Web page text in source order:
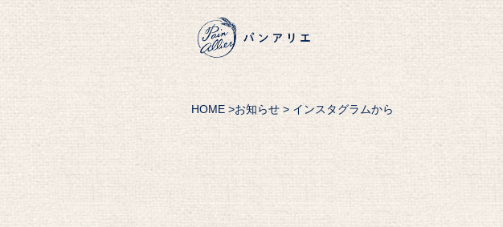
HOME >お知らせ > インスタグラムから